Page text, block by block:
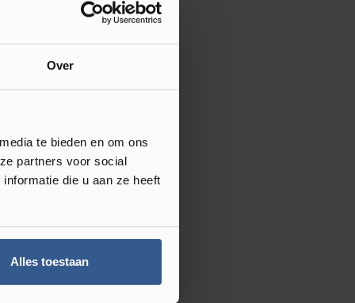
Over
te bieden en om ons
partners voor social
die u aan ze heeft
Alles toestaan